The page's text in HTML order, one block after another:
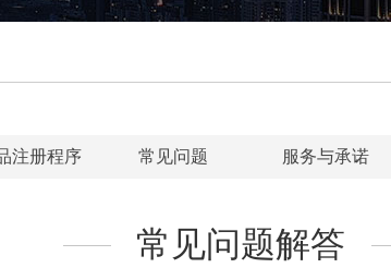
注册程序 常见问题 服务与承诺
常见问题解答